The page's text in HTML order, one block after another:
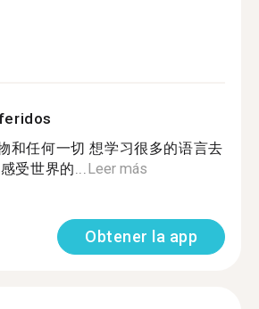
和任何一切 想学习很多的语言去
受世界的...Leer más
Obtener la app